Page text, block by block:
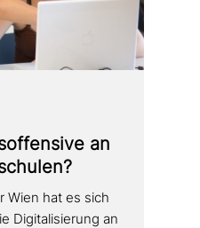
an
Wien hat es sich
Digitalisierung an